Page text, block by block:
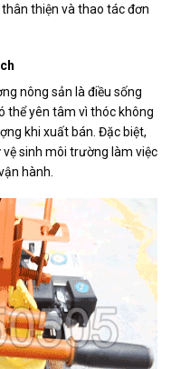
thiện và thao tác đơn
nông sản là điều sống
thể yên tâm vì thóc không
khi xuất bán. Đặc biệt,
sinh môi trường làm việc
hành.